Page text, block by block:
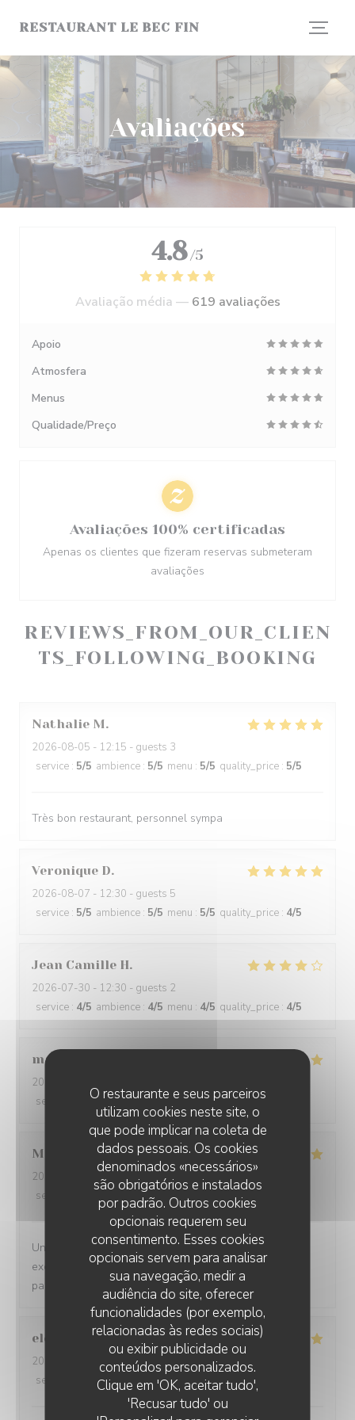
O restaurante e seus parceiros
utilizam cookies neste site, o
que pode implicar na coleta de
dados pessoais. Os cookies
denominados «necessários»
são obrigatórios e instalados
por padrão. Outros cookies
opcionais requerem seu
consentimento. Esses cookies
opcionais servem para analisar
sua navegação, medir a
audiência do site, oferecer
funcionalidades (por exemplo,
relacionadas às redes sociais)
ou exibir publicidade ou
conteúdos personalizados.
Clique em 'OK, aceitar tudo',
'Recusar tudo' ou
RESTAURANT LE BEC FIN
Avaliações
REVIEWS_FROM_OUR_CLIEN
TS_FOLLOWING_BOOKING
Nathalie M
2026-08-05 - 12:15 - guests 3
service : 5/5 ambience : 5/5 menu : 5/5 quality_price : 5/5
Très bon restaurant, personnel sympa
Veronique D
2026-08-07 - 12:30 - guests 5
service : 5/5 ambience : 5/5 menu : 5/5 quality_price : 4/5
Jean Camille H
2026-07-30 - 12:30 - guests 2
service : 4/5 ambience : 4/5 menu : 4/5 quality_price : 4/5
martine
2026-07-29
service
/5 ambience:5 /5 menu: 5/5 quality_price
Morgane L
2026-07-24
- 19:30 - guests 3
service
: 5/5 menu quality_price
Un accueil chaleureux, une carte diversifiée, des plats
excellents, nous recommandons ce lieu qui ravie les
papilles
elodie
2026-07-24
- 19:30 - guests 3
service
ambience:5 /5 menu:5/5 quality_price
4.8 /5
Avaliação média — 619 avaliações
Apoio
Atmosfera
Menus
Qualidade/Preço
Avaliações 100% certificadas
Apenas os clientes que fizeram reservas submeteram
avaliações
RESTAURANT LE BEC FIN